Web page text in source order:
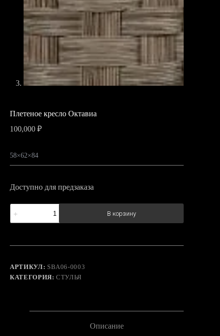
Плетеное кресло Октавиа
100,000 ₽
58×62×84
Доступно для предзаказа
Количество
товара
Плетеное
В корзину
АРТИКУЛ: SBA06-0003
КАТЕГОРИЯ:СТУЛЬЯ
Описание